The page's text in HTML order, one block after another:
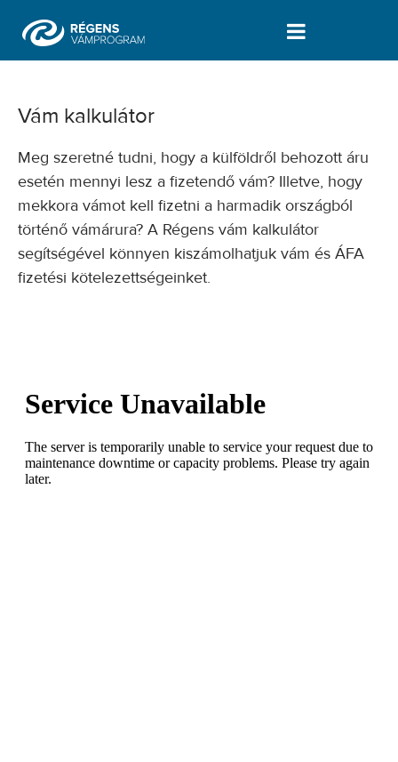
Vám kalkulátor
Meg szeretné tudni, hogy a külföldről behozott áru
esetén mennyi lesz a fizetendő vám? Illetve, hogy
mekkora vámot kell fizetni a harmadik országból
történő vámárura? A Régens vám kalkulátor
segítségével könnyen kiszámolhatjuk vám és ÁFA
fizetési kötelezettségeinket.